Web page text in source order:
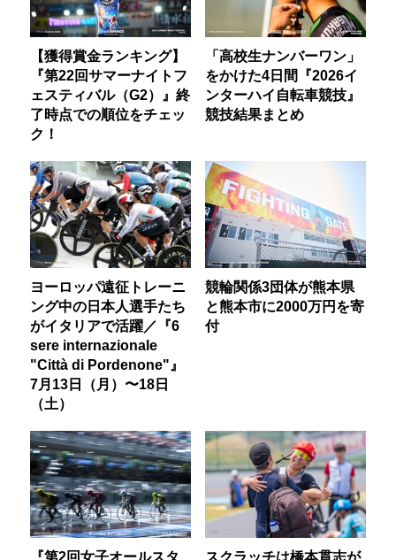
【獲得賞金ランキング】
『第22回サマーナイトフ
ェスティバル（G2）』終
了時点での順位をチェッ
ク！
「高校生ナンバーワン」
をかけた4日間『2026イ
ンターハイ自転車競技』
競技結果まとめ
ヨーロッパ遠征トレーニ
ング中の日本人選手たち
がイタリアで活躍／『6
sere internazionale
"Città di Pordenone"』
7月13日（月）〜18日
（土）
競輪関係3団体が熊本県
と熊本市に2000万円を寄
付
『第2回女子オールスタ
スクラッチは橋本貫志が